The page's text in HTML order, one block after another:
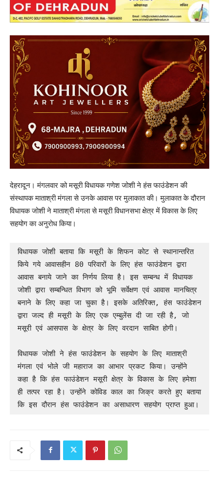
देहरादून। मंगलवार को मसूरी विधायक गणेश जोशी ने हंस फाउंडेशन की
संस्थापक माताश्री मंगला से उनके आवास पर मुलाकात की। मुलाकात के दौरान
विधायक जोशी ने माताश्री मंगला से मसूरी विधानसभा क्षेत्र में विकास के लिए
सहयोग का अनुरोध किया।
विधायक जोशी बताया कि मसूरी के शिफन कोट से स्थानान्तरित
किये गये आवासहीन 80 परिवारों के लिए हंस फाउंडेशन द्वारा
आवास बनाये जाने का निर्णय लिया है। इस सम्बन्ध में विधायक
जोशी द्वारा सम्बन्धित विभाग को भूमि सर्वेक्षण एवं आवास मानचित्र
बनाने के लिए कहा जा चुका है। इसके अतिरिक्त, हंस फाउंडेशन
द्वारा जल्द ही मसूरी के लिए एक एम्बुलेंस दी जा रही है, जो
मसूरी एवं आसपास के क्षेत्र के लिए वरदान साबित होगी।
विधायक जोशी ने हंस फाउंडेशन के सहयोग के लिए माताश्री
मंगला एवं भोले जी महाराज का आभार प्रकट किया। उन्होंने
कहा है कि हंस फाउंडेशन मसूरी क्षेत्र के विकास के लिए हमेशा
ही तत्पर रहा है। उन्होंने कोविड काल का जिक्र करते हुए बताया
कि इस दौरान हंस फाउंडेशन का असाधारण सहयोग प्राप्त हुआ।